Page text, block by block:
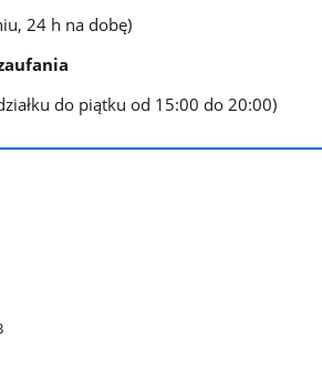
24 h na dobę)
do piątku od 15:00 do 20:00)